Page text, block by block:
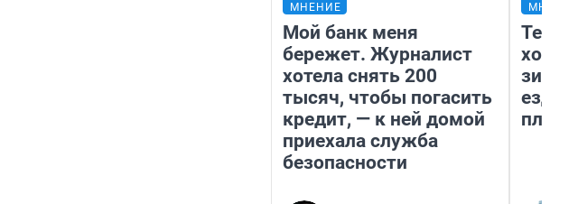
МНЕНИЕ
Мой банк меня
бережет. Журналист
хотела снять 200
тысяч, чтобы погасить
кредит, — к ней домой
приехала служба
безопасности
ездит